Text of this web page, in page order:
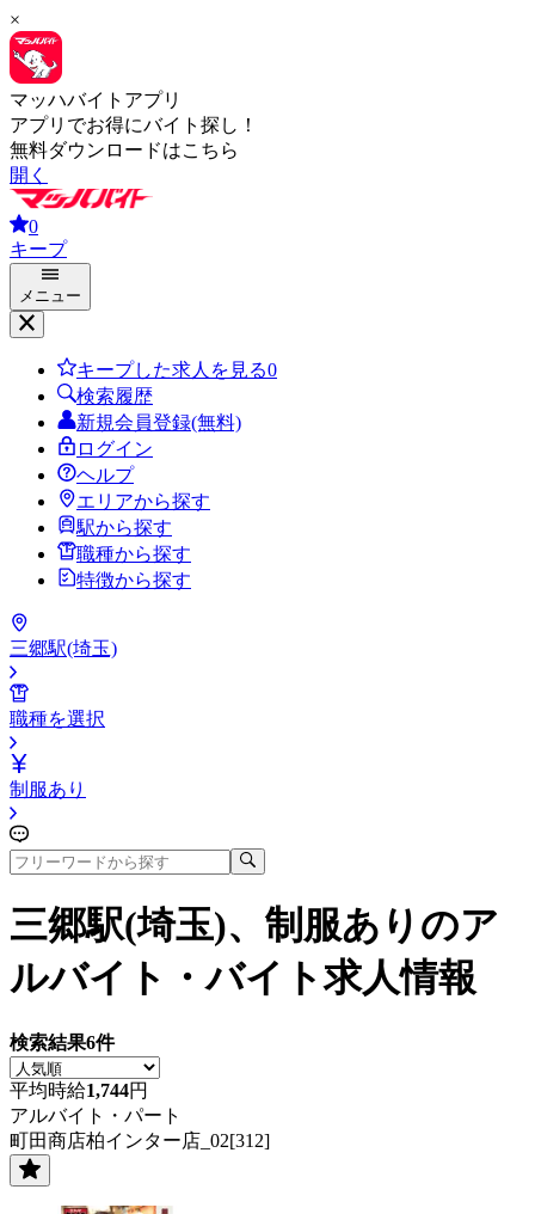
×
マッハバイトアプリ
アプリでお得にバイト探し！
無料ダウンロードはこちら
開く
0
キープ
メニュー
キープした求人を見る0
検索履歴
新規会員登録(無料)
ログイン
ヘルプ
エリアから探す
駅から探す
職種から探す
特徴から探す
三郷駅(埼玉)
職種を選択
制服あり
三郷駅(埼玉)、制服あり のア
ルバイト・バイト求人情報
検索結果6件
平均時給1,744円
アルバイト・パート
町田商店柏インター店_02[312]